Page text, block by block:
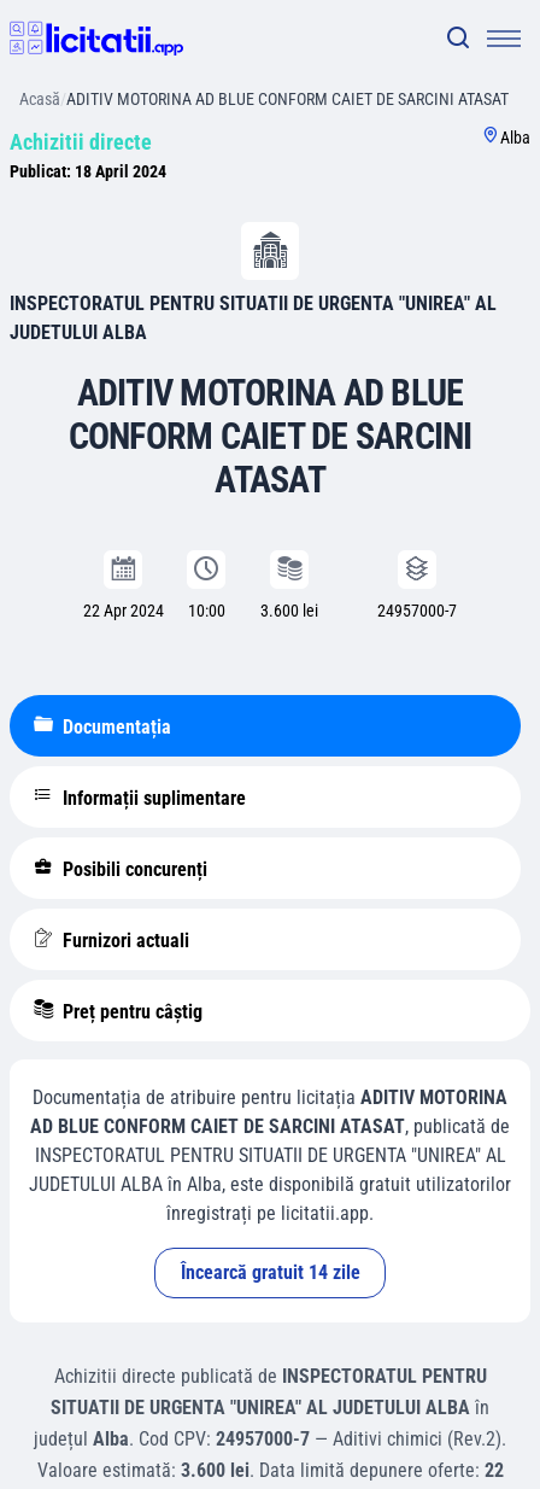
Acasă/ADITIV MOTORINA AD BLUE CONFORM CAIET DE SARCINI ATASAT
Achizitii directe
Publicat: 18 April 2024
Alba
INSPECTORATUL PENTRU SITUATII DE URGENTA "UNIREA" AL
JUDETULUI ALBA
ADITIV MOTORINA AD BLUE
CONFORM CAIET DE SARCINI
ATASAT
22 Apr 2024 10:00 3.600 lei 24957000-7
Documentația
Informații suplimentare
Posibili concurenți
Furnizori actuali
Preț pentru câștig
Documentația de atribuire pentru licitația ADITIV MOTORINA
AD BLUE CONFORM CAIET DE SARCINI ATASAT, publicată de
INSPECTORATUL PENTRU SITUATII DE URGENTA "UNIREA" AL
JUDETULUI ALBA în Alba, este disponibilă gratuit utilizatorilor
înregistrați pe licitatii.app.
Încearcă gratuit 14 zile
Achizitii directe publicată de INSPECTORATUL PENTRU
SITUATII DE URGENTA "UNIREA" AL JUDETULUI ALBA în
județul Alba. Cod CPV: 24957000-7 — Aditivi chimici (Rev.2).
Valoare estimată: 3.600 lei. Data limită depunere oferte: 22